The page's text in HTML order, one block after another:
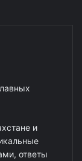
и
ответы